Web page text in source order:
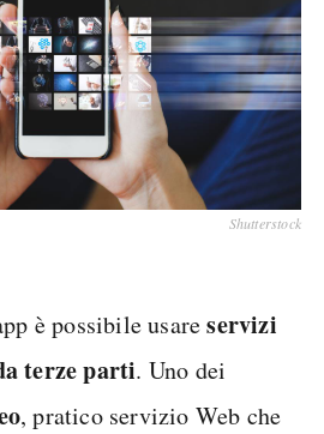
Shutterstock
è possibile usareservizi
terze parti. Uno dei
, pratico servizio Web che